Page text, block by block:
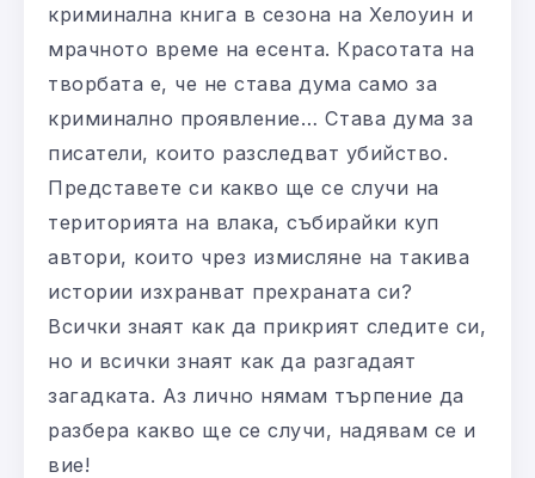
криминална книга в сезона на Хелоуин и
мрачното време на есента. Красотата на
творбата е, че не става дума само за
криминално проявление… Става дума за
писатели, които разследват убийство.
Представете си какво ще се случи на
територията на влака, събирайки куп
автори, които чрез измисляне на такива
истории изхранват прехраната си?
Всички знаят как да прикрият следите си,
но и всички знаят как да разгадаят
загадката. Аз лично нямам търпение да
разбера какво ще се случи, надявам се и
вие!